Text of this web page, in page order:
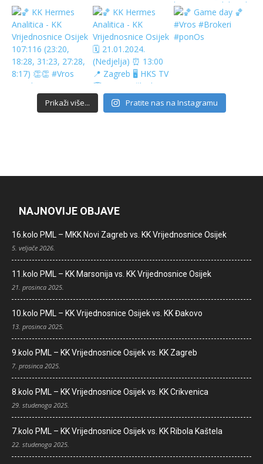
Prikaži više... Pratite nas na Instagramu
NAJNOVIJE OBJAVE
16.kolo PML – MKK Novi Zagreb vs. KK Vrijednosnice Osijek
5. veljače 2026.
11.kolo PML – KK Marsonija vs. KK Vrijednosnice Osijek
21. prosinca 2025.
10.kolo PML – KK Vrijednosnice Osijek vs. KK Đakovo
13. prosinca 2025.
9.kolo PML – KK Vrijednosnice Osijek vs. KK Zagreb
7. prosinca 2025.
8.kolo PML – KK Vrijednosnice Osijek vs. KK Crikvenica
29. studenoga 2025.
7.kolo PML – KK Vrijednosnice Osijek vs. KK Ribola Kaštela
22. studenoga 2025.